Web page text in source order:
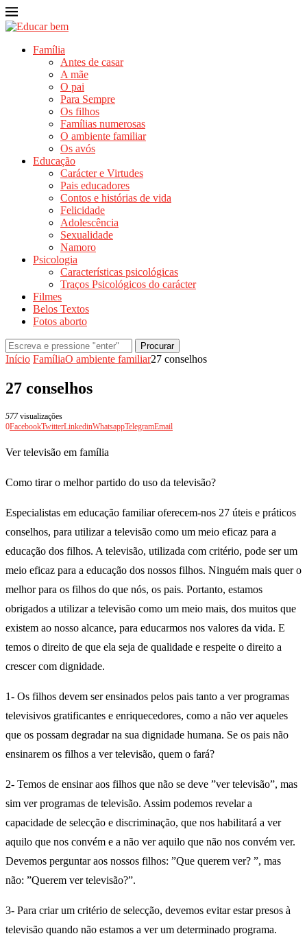
Família
Antes de casar
A mãe
O pai
Para Sempre
Os filhos
Famílias numerosas
O ambiente familiar
Os avós
Educação
Carácter e Virtudes
Pais educadores
Contos e histórias de vida
Felicidade
Adolescência
Sexualidade
Namoro
Psicologia
Características psicológicas
Traços Psicológicos do carácter
Filmes
Belos Textos
Fotos aborto
Procurar
Início FamíliaO ambiente familiar27 conselhos
27 conselhos
577visualizações
0FacebookTwitterLinkedinWhatsappTelegramEmail
Ver televisão em família
Como tirar o melhor partido do uso da televisão?
Especialistas em educação familiar oferecem-nos 27 úteis e práticos
conselhos, para utilizar a televisão como um meio eficaz para a
educação dos filhos. A televisão, utilizada com critério, pode ser um
meio eficaz para a educação dos nossos filhos. Ninguém mais quer o
melhor para os filhos do que nós, os pais. Portanto, estamos
obrigados a utilizar a televisão como um meio mais, dos muitos que
existem ao nosso alcance, para educarmos nos valores da vida. E
temos o direito de que ela seja de qualidade e respeite o direito a
crescer com dignidade.
1- Os filhos devem ser ensinados pelos pais tanto a ver programas
televisivos gratificantes e enriquecedores, como a não ver aqueles
que os possam degradar na sua dignidade humana. Se os pais não
ensinarem os filhos a ver televisão, quem o fará?
2- Temos de ensinar aos filhos que não se deve ”ver televisão”, mas
sim ver programas de televisão. Assim podemos revelar a
capacidade de selecção e discriminação, que nos habilitará a ver
aquilo que nos convém e a não ver aquilo que não nos convém ver.
Devemos perguntar aos nossos filhos: ”Que querem ver? ”, mas
não: ”Querem ver televisão?”.
3- Para criar um critério de selecção, devemos evitar estar presos à
televisão quando não estamos a ver um determinado programa.